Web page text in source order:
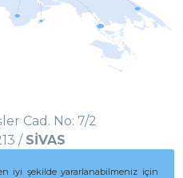
Cad. No: 7/2
/ SİVAS
iyi şekilde yararlanabilmeniz için